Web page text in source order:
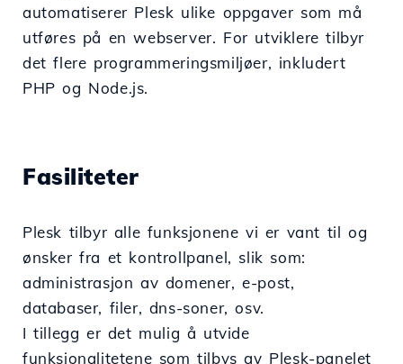
automatiserer Plesk ulike oppgaver som må
utføres på en webserver. For utviklere tilbyr
det flere programmeringsmiljøer, inkludert
PHP og Node.js.
Fasiliteter
Plesk tilbyr alle funksjonene vi er vant til og
ønsker fra et kontrollpanel, slik som:
administrasjon av domener, e-post,
databaser, filer, dns-soner, osv.
I tillegg er det mulig å utvide
funksjonalitetene som tilbys av Plesk-panelet